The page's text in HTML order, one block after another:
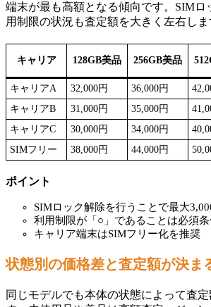
端末が最も高額となる傾向です。SIMロ
用制限の状況も査定額を大きく左右しま
キャリア 128GB美品 256GB美品
キャリアA 32,000円 36,000円
キャリアB
31,000円 35,000円
キャリアC
30,000円 34,000円
SIMフリー
38,000円 44,000円
ポイント
SIMロック解除を行うことで最大
利用制限が「○」であることは必須
キャリア端末はSIMフリー化を推奨
状態別の価格差と査定額が決ま
同じモデルでも本体の状態によって査